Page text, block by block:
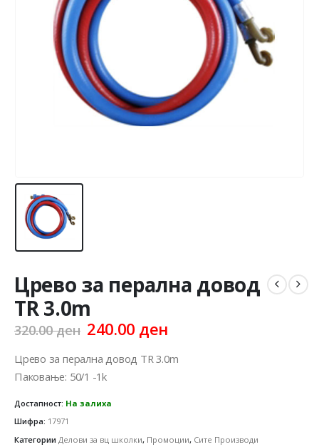
Црево за перална довод
TR 3.0m
320.00ден Original
was:
320.00 ден.
240.00 денCurrent
is:
Црево за перална довод TR 3.0m
Паковање: 50/1 -1k
Достапност: На залиха
Шифра: 17971
Категории Делови за вц школки, Промоции, Сите Производи